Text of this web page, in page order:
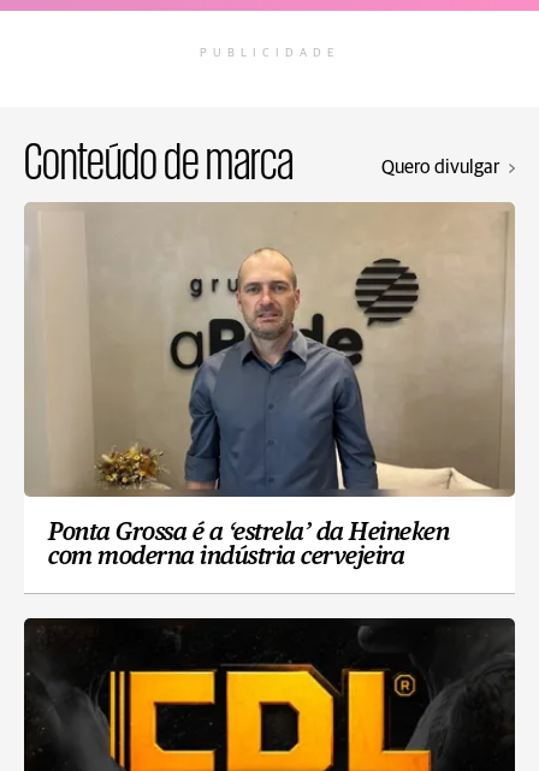
PUBLICIDADE
Conteúdo de marca Quero divulgar
Ponta Grossa é a ‘estrela’ da Heineken
com moderna indústria cervejeira